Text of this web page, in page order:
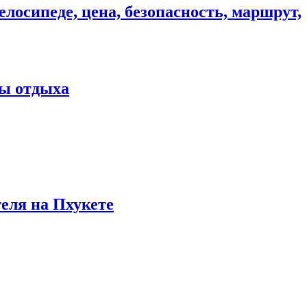
цена, безопасность, маршрут,
отдыха
на Пхукете